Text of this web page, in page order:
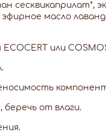
сесквикаприлат*,
масло
или
от влаги.